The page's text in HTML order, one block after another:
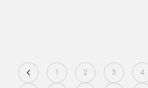
1 2 3 4